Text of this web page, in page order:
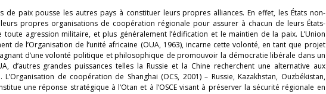
de paix pousse les autres pays à constituer leurs propres alliances. En effet, les États non-
propres organisations de coopération régionale pour assurer à chacun de leurs États-
agression militaire, et plus généralement l’édification et le maintien de la paix. L’Union
de l’Organisation de l’unité africaine (OUA, 1963), incarne cette volonté, en tant que projet
d’une volonté politique et philosophique de promouvoir la démocratie libérale dans un
d’autres grandes puissances telles la Russie et la Chine recherchent une alternative aux
de coopération de Shanghai (OCS, 2001) – Russie, Kazakhstan, Ouzbékistan,
une réponse stratégique à l’Otan et à l’OSCE visant à préserver la sécurité régionale en